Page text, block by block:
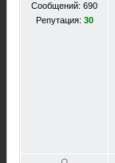
Сообщений: 690
Репутация: 30